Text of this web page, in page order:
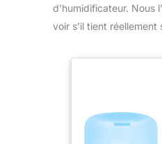
d’humidificateur. Nous
voir s’il tient réellement